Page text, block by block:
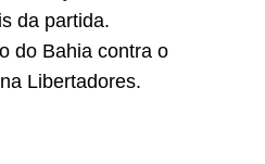
da partida.
do Bahia contra o
Libertadores.